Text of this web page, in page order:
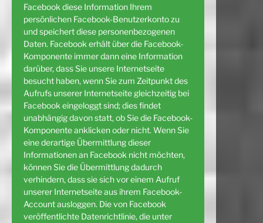
Facebook diese Information Ihrem
persönlichen Facebook-Benutzerkonto zu
und speichert diese personenbezogenen
Daten. Facebook erhält über die Facebook-
Komponente immer dann eine Information
darüber, dass Sie unsere Internetseite
besucht haben, wenn Sie zum Zeitpunkt des
Aufrufs unserer Internetseite gleichzeitig bei
Facebook eingeloggt sind; dies findet
unabhängig davon statt, ob Sie die Facebook-
Komponente anklicken oder nicht. Wenn Sie
eine derartige Übermittlung dieser
Informationen an Facebook nicht möchten,
können Sie die Übermittlung dadurch
verhindern, dass sie sich vor einem Aufruf
unserer Internetseite aus ihrem Facebook-
Account ausloggen. Die von Facebook
veröffentlichte Datenrichtlinie, die unter